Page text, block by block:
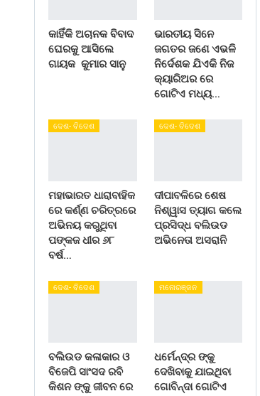
କାହିଁକି ଅଚାନକ ବିବାଦ
ଘେରକୁ ଆସିଲେ
ଗାୟକ କୁମାର ସାନୁ
ଭାରତୀୟ ସିନେ
ଜଗତର ଜଣେ ଏଭଳି
ନିର୍ଦେଶକ ଯିଏକି ନିଜ
କ୍ୟାରିଅର ରେ
ଗୋଟିଏ ମଧ୍ୟ…
ଦେଶ- ବିଦେଶ
ମହାଭାରତ ଧାରାବାହିକ
ରେ କର୍ଣ୍ଣ ଚରିତ୍ରରେ
ଅଭିନୟ କରୁଥିବା
ପଙ୍କଜ ଧୀର ୬୮
ବର୍ଷ…
ଦେଶ- ବିଦେଶ
ଦୀପାବଳିରେ ଶେଷ
ନିଶ୍ୱାସ ତ୍ୟାଗ କଲେ
ପ୍ରସିଦ୍ଧ ବଲିଉଡ
ଅଭିନେତା ଅସରାନି
ଦେଶ- ବିଦେଶ
ବଲିଉଡ କଳାକାର ଓ
ବିଜେପି ସାଂସଦ ରବି
କିଶନ ଙ୍କୁ ଜୀବନ ରେ
ମନୋରଞ୍ଜନ
ଧର୍ମେନ୍ଦ୍ର ଙ୍କୁ
ଦେଖିବାକୁ ଯାଇଥିବା
ଗୋବିନ୍ଦା ଗୋଟିଏ